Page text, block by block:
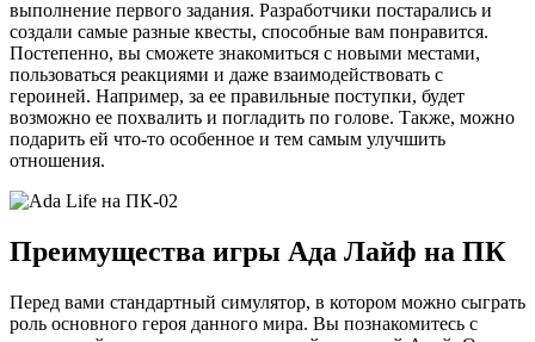
выполнение первого задания. Разработчики постарались и
создали самые разные квесты, способные вам понравится.
Постепенно, вы сможете знакомиться с новыми местами,
пользоваться реакциями и даже взаимодействовать с
героиней. Например, за ее правильные поступки, будет
возможно ее похвалить и погладить по голове. Также, можно
подарить ей что-то особенное и тем самым улучшить
отношения.
Преимущества игры Ада Лайф на ПК
Перед вами стандартный симулятор, в котором можно сыграть
роль основного героя данного мира. Вы познакомитесь с